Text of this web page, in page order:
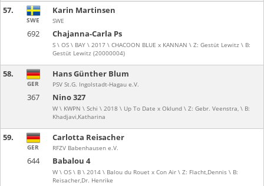
57.
692 Chajanna-Carla Ps
S \ OS \ BAY \ 2017 \ CHACOON BLUE x KANNAN \ Z: Gestüt Lewitz \ B:
Gestüt Lewitz (20000004)
SWE
Karin Martinsen
SWE
58.
367 Nino 327
W \ KWPN \ Schi \ 2018 \ Up To Date x Oklund \ Z: Gebr. Veenstra, \ B:
Khadjavi,Katharina
GER
Hans Günther Blum
PSV St.G. Ingolstadt-Hagau e.V.
59.
644 Babalou 4
W \ OS \ B \ 2014 \ Balou du Rouet x Con Air \ Z: Flacht,Dennis \ B:
Reisacher,Dr. Henrike
GER
Carlotta Reisacher
RFZV Babenhausen e.V.